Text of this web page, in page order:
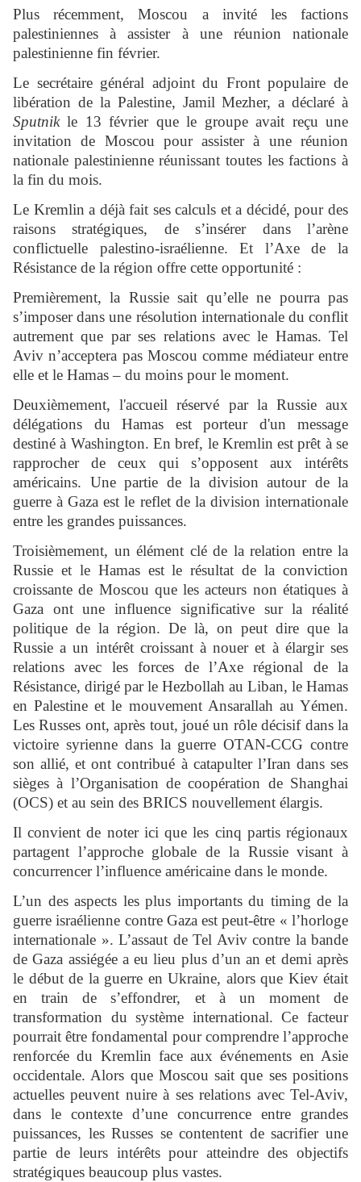
Plus récemment, Moscou a invité les factions
palestiniennes à assister à une réunion nationale
palestinienne fin février.
Le secrétaire général adjoint du Front populaire de
libération de la Palestine, Jamil Mezher, a déclaré à
Sputnikle 13 février que le groupe avait reçu une
invitation de Moscou pour assister à une réunion
nationale palestinienne réunissant toutes les factions à
la fin du mois.
Le Kremlin a déjà fait ses calculs et a décidé, pour des
raisons stratégiques, de s’insérer dans l’arène
conflictuelle palestino-israélienne. Et l’Axe de la
Résistance de la région offre cette opportunité :
Premièrement, la Russie sait qu’elle ne pourra pas
s’imposer dans une résolution internationale du conflit
autrement que par ses relations avec le Hamas. Tel
Aviv n’acceptera pas Moscou comme médiateur entre
elle et le Hamas – du moins pour le moment.
Deuxièmement, l'accueil réservé par la Russie aux
délégations du Hamas est porteur d'un message
destiné à Washington. En bref, le Kremlin est prêt à se
rapprocher de ceux qui s’opposent aux intérêts
américains. Une partie de la division autour de la
guerre à Gaza est le reflet de la division internationale
entre les grandes puissances.
Troisièmement, un élément clé de la relation entre la
Russie et le Hamas est le résultat de la conviction
croissante de Moscou que les acteurs non étatiques à
Gaza ont une influence significative sur la réalité
politique de la région. De là, on peut dire que la
Russie a un intérêt croissant à nouer et à élargir ses
relations avec les forces de l’Axe régional de la
Résistance, dirigé par le Hezbollah au Liban, le Hamas
en Palestine et le mouvement Ansarallah au Yémen.
Les Russes ont, après tout, joué un rôle décisif dans la
victoire syrienne dans la guerre OTAN-CCG contre
son allié, et ont contribué à catapulter l’Iran dans ses
sièges à l’Organisation de coopération de Shanghai
(OCS) et au sein des BRICS nouvellement élargis.
Il convient de noter ici que les cinq partis régionaux
partagent l’approche globale de la Russie visant à
concurrencer l’influence américaine dans le monde.
L’un des aspects les plus importants du timing de la
guerre israélienne contre Gaza est peut-être « l’horloge
internationale ». L’assaut de Tel Aviv contre la bande
de Gaza assiégée a eu lieu plus d’un an et demi après
le début de la guerre en Ukraine, alors que Kiev était
en train de s’effondrer, et à un moment de
transformation du système international. Ce facteur
pourrait être fondamental pour comprendre l’approche
renforcée du Kremlin face aux événements en Asie
occidentale. Alors que Moscou sait que ses positions
actuelles peuvent nuire à ses relations avec Tel-Aviv,
dans le contexte d’une concurrence entre grandes
puissances, les Russes se contentent de sacrifier une
partie de leurs intérêts pour atteindre des objectifs
stratégiques beaucoup plus vastes.